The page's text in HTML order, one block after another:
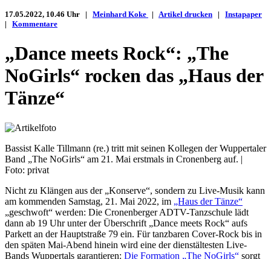
17.05.2022, 10.46 Uhr | Meinhard Koke | Artikel drucken | Instapaper
| Kommentare
„Dance meets Rock“: „The
NoGirls“ rocken das „Haus der
Tänze“
Bassist Kalle Tillmann (re.) tritt mit seinen Kollegen der Wuppertaler
Band „The NoGirls“ am 21. Mai erstmals in Cronenberg auf. |
Foto: privat
Nicht zu Klängen aus der „Konserve“, sondern zu Live-Musik kann
am kommenden Samstag, 21. Mai 2022, im „Haus der Tänze“
„geschwoft“ werden: Die Cronenberger ADTV-Tanzschule lädt
dann ab 19 Uhr unter der Überschrift „Dance meets Rock“ aufs
Parkett an der Hauptstraße 79 ein. Für tanzbaren Cover-Rock bis in
den späten Mai-Abend hinein wird eine der dienstältesten Live-
Bands Wuppertals garantieren: Die Formation „The NoGirls“ sorgt